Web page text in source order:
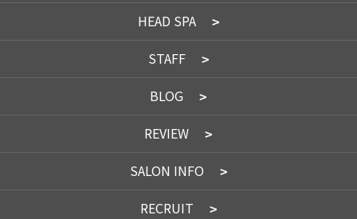
HEAD SPA
STAFF
BLOG
REVIEW
SALON INFO
RECRUIT